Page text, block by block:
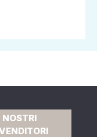
NOSTRI